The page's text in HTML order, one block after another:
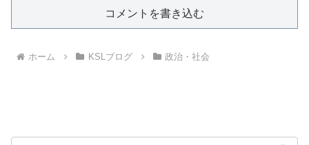
コメントを書き込む
ホーム KSLブログ 政治・社会